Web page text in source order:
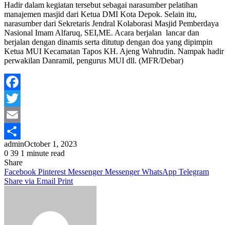
Hadir dalam kegiatan tersebut sebagai narasumber pelatihan
manajemen masjid dari Ketua DMI Kota Depok. Selain itu,
narasumber dari Sekretaris Jendral Kolaborasi Masjid Pemberdaya
Nasional Imam Alfaruq, SEI,ME. Acara berjalan lancar dan
berjalan dengan dinamis serta ditutup dengan doa yang dipimpin
Ketua MUI Kecamatan Tapos KH. Ajeng Wahrudin. Nampak hadir
perwakilan Danramil, pengurus MUI dll. (MFR/Debar)
Facebook
Twitter
Email
Share
adminOctober 1, 2023
0 39 1 minute read
Share
Facebook Pinterest Messenger Messenger WhatsApp Telegram
Share via Email Print